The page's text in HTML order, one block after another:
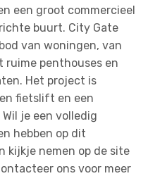
een groot commercieel
buurt. City Gate
van woningen, van
ruime penthouses en
Het project is
fietslift en een
je een volledig
hebben op dit
kijkje nemen op de site
ons voor meer